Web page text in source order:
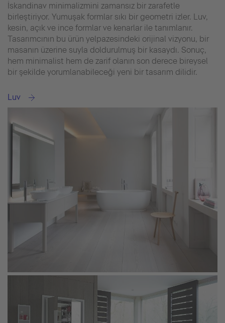
İskandinav minimalizmini zamansız bir zarafetle
birleştiriyor. Yumuşak formlar sıkı bir geometri izler. Luv,
kesin, açık ve ince formlar ve kenarlar ile tanımlanır.
Tasarımcının bu ürün yelpazesindeki orijinal vizyonu, bir
masanın üzerine suyla doldurulmuş bir kasaydı. Sonuç,
hem minimalist hem de zarif olanın son derece bireysel
bir şekilde yorumlanabileceği yeni bir tasarım dilidir.
Luv